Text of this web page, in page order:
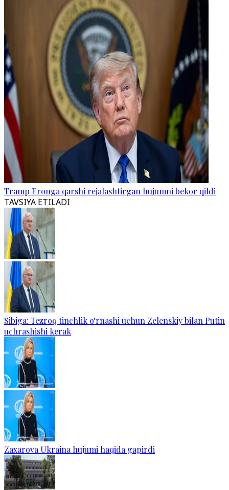
Tramp Eronga qarshi rejalashtirgan hujumni bekor qildi
TAVSIYA ETILADI
Sibiga: Tezroq tinchlik o‘rnashi uchun Zelenskiy bilan Putin
uchrashishi kerak
Zaxarova Ukraina hujumi haqida gapirdi